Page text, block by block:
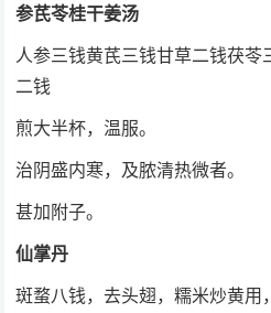
参芪苓桂干姜汤
人参三钱黄芪三钱甘草二钱茯
二钱
煎大半杯，温服。
治阴盛内寒，及脓清热微者。
甚加附子。
仙掌丹
斑蝥八钱，去头翅，糯米炒黄用